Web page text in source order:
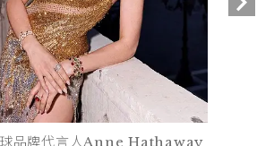
球品牌代言人Anne Hathaway